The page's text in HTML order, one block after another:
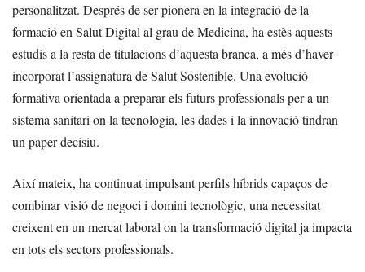
personalitzat. Després de ser pionera en la integració de la
formació en Salut Digital al grau de Medicina, ha estès aquests
estudis a la resta de titulacions d’aquesta branca, a més d’haver
incorporat l’assignatura de Salut Sostenible. Una evolució
formativa orientada a preparar els futurs professionals per a un
sistema sanitari on la tecnologia, les dades i la innovació tindran
un paper decisiu.
Així mateix, ha continuat impulsant perfils híbrids capaços de
combinar visió de negoci i domini tecnològic, una necessitat
creixent en un mercat laboral on la transformació digital ja impacta
en tots els sectors professionals.